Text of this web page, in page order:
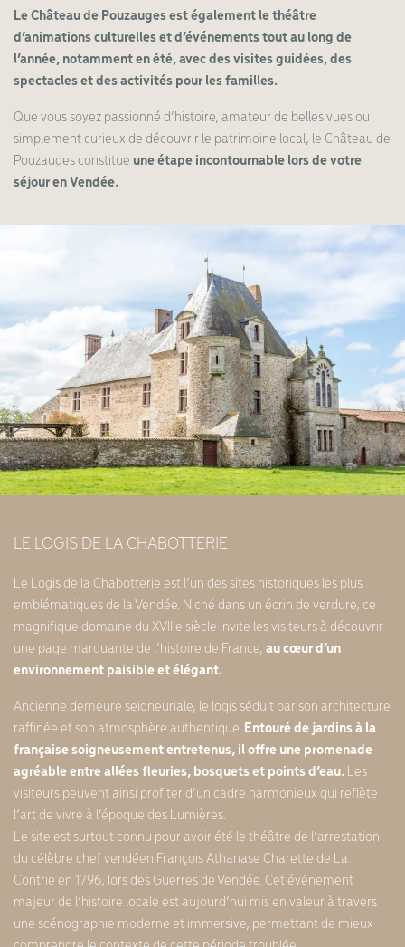
Le Château de Pouzauges est également le théâtre
d’animations culturelles et d’événements tout au long de
l’année, notamment en été, avec des visites guidées, des
spectacles et des activités pour les familles.
Que vous soyez passionné d’histoire, amateur de belles vues ou
simplement curieux de découvrir le patrimoine local, le Château de
Pouzauges constitue une étape incontournable lors de votre
séjour en Vendée.
LE LOGIS DE LA CHABOTTERIE
Le Logis de la Chabotterie est l’un des sites historiques les plus
emblématiques de la Vendée. Niché dans un écrin de verdure, ce
magnifique domaine du XVIIIe siècle invite les visiteurs à découvrir
une page marquante de l’histoire de France, au cœur d’un
environnement paisible et élégant.
Ancienne demeure seigneuriale, le logis séduit par son architecture
raffinée et son atmosphère authentique. Entouré de jardins à la
française soigneusement entretenus, il offre une promenade
agréable entre allées fleuries, bosquets et points d’eau. Les
visiteurs peuvent ainsi profiter d’un cadre harmonieux qui reflète
l’art de vivre à l’époque des Lumières.
Le site est surtout connu pour avoir été le théâtre de l’arrestation
du célèbre chef vendéen François Athanase Charette de La
Contrie en 1796, lors des Guerres de Vendée. Cet événement
majeur de l’histoire locale est aujourd’hui mis en valeur à travers
une scénographie moderne et immersive, permettant de mieux